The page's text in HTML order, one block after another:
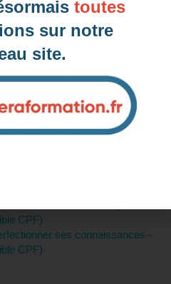
et sur mesure
plus d'informations
similaires :
CPF)
ses connaissances -
CPF)
toutes
sur notre
site.